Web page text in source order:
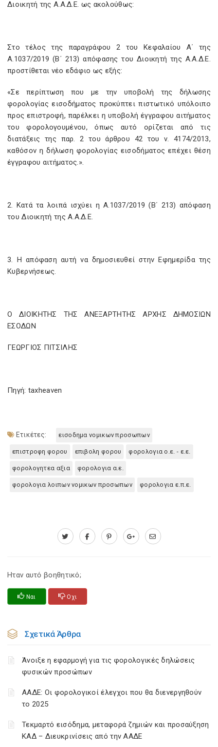
Διοικητή της Α.Α.Δ.Ε. ως ακολούθως:
Στο τέλος της παραγράφου 2 του Κεφαλαίου Α΄ της
Α.1037/2019 (Β΄ 213) απόφασης του Διοικητή της Α.Α.Δ.Ε.
προστίθεται νέο εδάφιο ως εξής:
«Σε περίπτωση που με την υποβολή της δήλωσης
φορολογίας εισοδήματος προκύπτει πιστωτικό υπόλοιπο
προς επιστροφή, παρέλκει η υποβολή έγγραφου αιτήματος
του φορολογουμένου, όπως αυτό ορίζεται από τις
διατάξεις της παρ. 2 του άρθρου 42 του ν. 4174/2013,
καθόσον η δήλωση φορολογίας εισοδήματος επέχει θέση
έγγραφου αιτήματος.».
2. Κατά τα λοιπά ισχύει η Α.1037/2019 (Β΄ 213) απόφαση
του Διοικητή της Α.Α.Δ.Ε.
3. Η απόφαση αυτή να δημοσιευθεί στην Εφημερίδα της
Κυβερνήσεως.
Ο ΔΙΟΙΚΗΤΗΣ ΤΗΣ ΑΝΕΞΑΡΤΗΤΗΣ ΑΡΧΗΣ ΔΗΜΟΣΙΩΝ
ΕΣΟΔΩΝ
ΓΕΩΡΓΙΟΣ ΠΙΤΣΙΛΗΣ
Πηγή: taxheaven
Ετικέτες: εισοδημα νομικων προσωπων
επιστροφη φορου επιβολη φορου φορολογια ο.ε. - ε.ε.
φορολογητεα αξια φορολογια α.ε.
φορολογια λοιπων νομικων προσωπων φορολογια ε.π.ε.
Ηταν αυτό βοηθητικό;
Ναι Οχι
Σχετικά Άρθρα
Άνοιξε η εφαρμογή για τις φορολογικές δηλώσεις
φυσικών προσώπων
ΑΑΔΕ: Οι φορολογικοί έλεγχοι που θα διενεργηθούν
το 2025
Τεκμαρτό εισόδημα, μεταφορά ζημιών και προσαύξηση
ΚΑΔ – Διευκρινίσεις από την ΑΑΔΕ